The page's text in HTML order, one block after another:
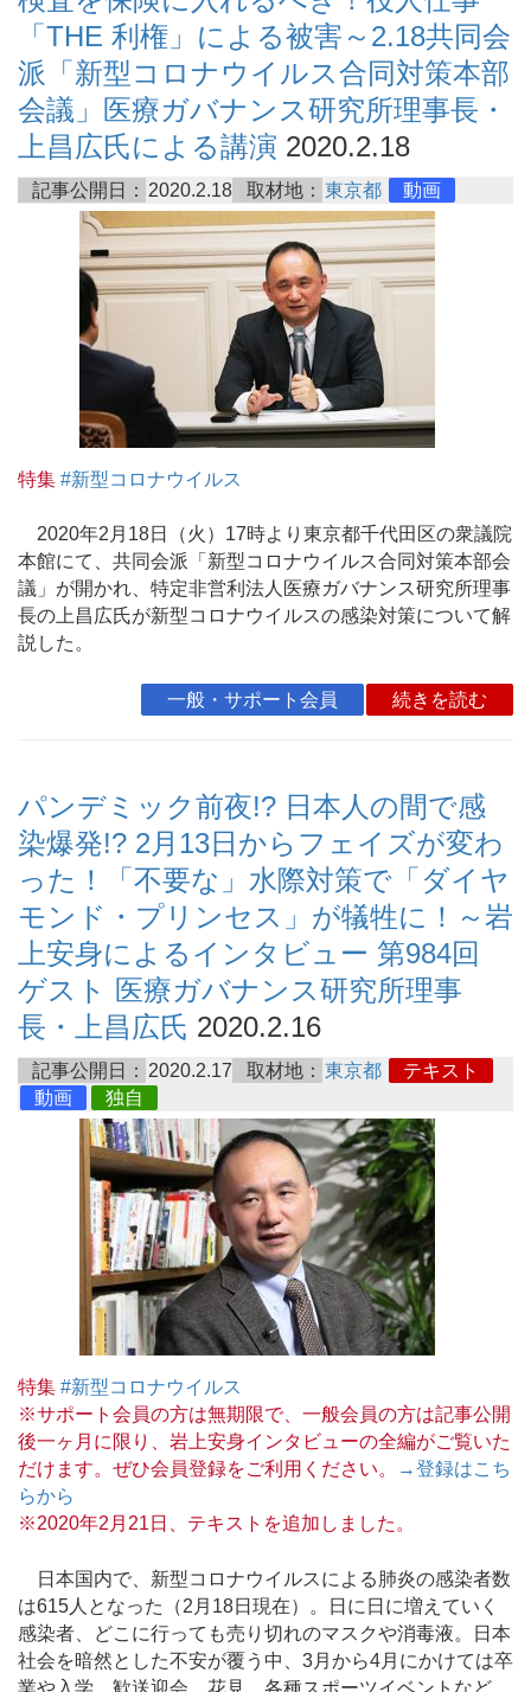
「THE 利権」による被害～2.18共同会
派「新型コロナウイルス合同対策本部
会議」医療ガバナンス研究所理事長・
上昌広氏による講演 2020.2.18
記事公開日： 2020.2.18 取材地： 東京都 動画
特集 #新型コロナウイルス
2020年2月18日（火）17時より東京都千代田区の衆議院
本館にて、共同会派「新型コロナウイルス合同対策本部会
議」が開かれ、特定非営利法人医療ガバナンス研究所理事
長の上昌広氏が新型コロナウイルスの感染対策について解
説した。
一般・サポート会員 続きを読む
パンデミック前夜!? 日本人の間で感
染爆発!? 2月13日からフェイズが変わ
った！「不要な」水際対策で「ダイヤ
モンド・プリンセス」が犠牲に！～岩
上安身によるインタビュー 第984回
ゲスト 医療ガバナンス研究所理事
長・上昌広氏 2020.2.16
記事公開日： 2020.2.17 取材地： 東京都
テキスト
動画
独自
特集 #新型コロナウイルス
※サポート会員の方は無期限で、一般会員の方は記事公開
後一ヶ月に限り、岩上安身インタビューの全編がご覧いた
だけます。ぜひ会員登録をご利用ください。
→登録はこち
らから
※2020年2月21日、テキストを追加しました。
日本国内で、新型コロナウイルスによる肺炎の感染者数
は615人となった（2月18日現在）。日に日に増えていく
感染者、どこに行っても売り切れのマスクや消毒液。日本
社会を暗然とした不安が覆う中、3月から4月にかけては卒
業や入学、歓送迎会、花見、各種スポーツイベントなど、